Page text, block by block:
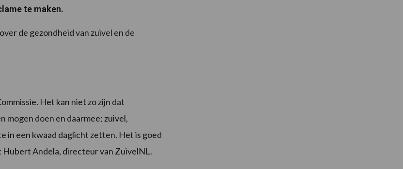
te maken.
de gezondheid van zuivel en de
Het kan niet zo zijn dat
mogen doen en daarmee; zuivel,
in een kwaad daglicht zetten. Het is goed
Hubert Andela, directeur van ZuivelNL.